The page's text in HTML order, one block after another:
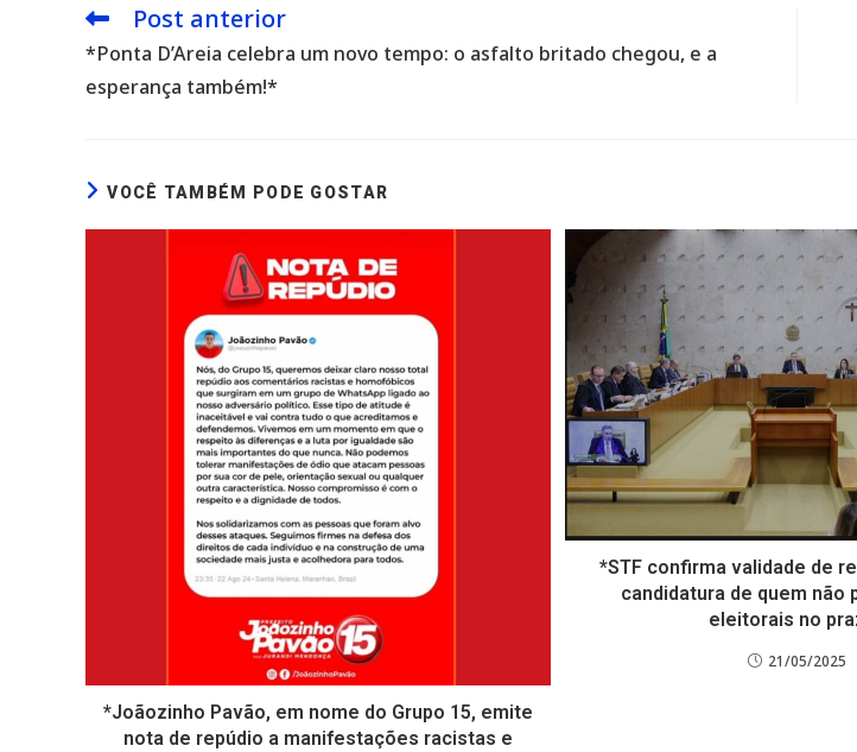
Leia
artigos
Post anterior
*Ponta D’Areia celebra um novo tempo: o asfalto britado chegou, e a
esperança também!*
VOCÊ TAMBÉM PODE GOSTAR
*Joãozinho Pavão, em nome do Grupo 15, emite
nota de repúdio a manifestações racistas e
*STF confirma validade de
candidatura de quem não
eleitorais no
21/05/2025